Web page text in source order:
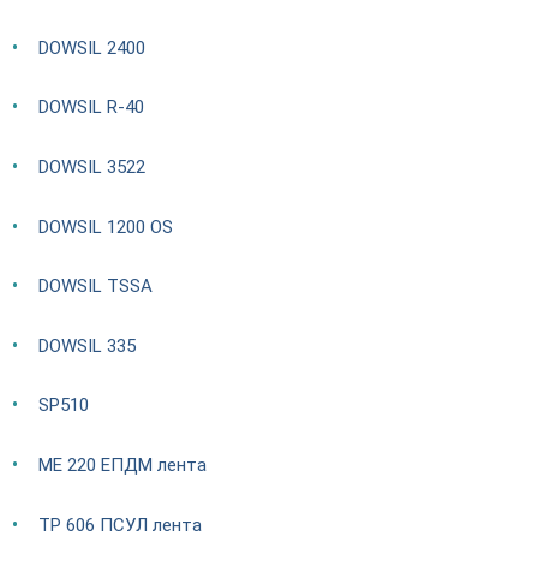
DOWSIL 2400
DOWSIL R-40
DOWSIL 3522
DOWSIL 1200 OS
DOWSIL TSSA
DOWSIL 335
SP510
ME 220 ЕПДМ лента
TP 606 ПСУЛ лента